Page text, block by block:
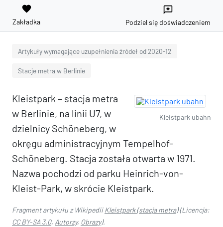
favorite
Zakładka
reviews
Podziel się doświadczeniem
Artykuły wymagające uzupełnienia źródeł od 2020-12
Stacje metra w Berlinie
Kleistpark ubahn
Kleistpark – stacja metra
w Berlinie, na linii U7, w
dzielnicy Schöneberg, w
okręgu administracyjnym Tempelhof-
Schöneberg. Stacja została otwarta w 1971.
Nazwa pochodzi od parku Heinrich-von-
Kleist-Park, w skrócie Kleistpark.
Fragment artykułu z WikipediiKleistpark (stacja metra)(Licencja:
CC BY-SA 3.0, Autorzy, Obrazy).